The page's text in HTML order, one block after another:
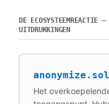
DE ECOSYSTEEMREACTIE
UITDRUKKINGEN
Het